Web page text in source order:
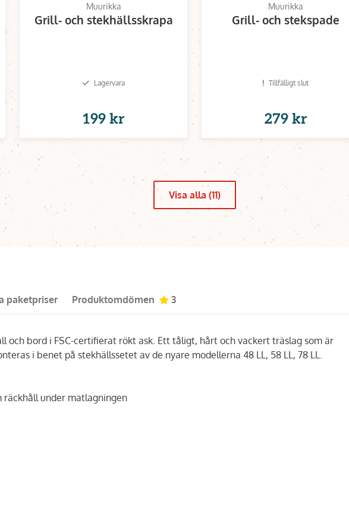
Muurikka
Grill- och stekhällsskrapa
Lagervara
199 kr
Muurikka
Grill- och stekspade
Tillfälligt slut
279 kr
Visa alla (11)
paketpriser Produktomdömen 3
och bord i FSC-certifierat rökt ask. Ett tåligt, hårt och vackert träslag som är
i benet på stekhällssetet av de nyare modellerna 48 LL, 58 LL, 78 LL.
räckhåll under matlagningen